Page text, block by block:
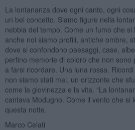
La lontananza dove ogni canto, ogni
un bel concetto. Siamo figure nella
nebbia del tempo. Come un fumo che si
anche noi siamo profili, antiche ombre,
dove si confondono paesaggi, case,
perfino memorie di coloro che non
a farsi ricordare. Una luna rossa.
non siamo stati mai, un orizzonte che
come la giovinezza e la vita. “La
cantava Modugno. Come il vento che si
questa notte.
Marco Celati